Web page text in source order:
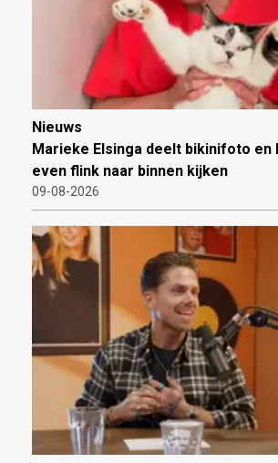
Nieuws
Marieke Elsinga deelt bikinifoto en
even flink naar binnen kijken
09-08-2026